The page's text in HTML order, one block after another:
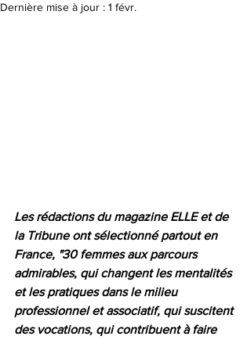
Dernière mise à jour : 1 févr.
Les rédactions du magazine ELLE et de
la Tribune ont sélectionné partout en
France, "30 femmes aux parcours
admirables, qui changent les mentalités
et les pratiques dans le milieu
professionnel et associatif, qui suscitent
des vocations, qui contribuent à faire